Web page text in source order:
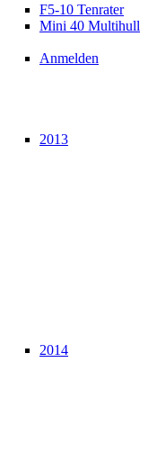
F5-10 Tenrater
Mini 40 Multihull
Anmelden
2013
2014